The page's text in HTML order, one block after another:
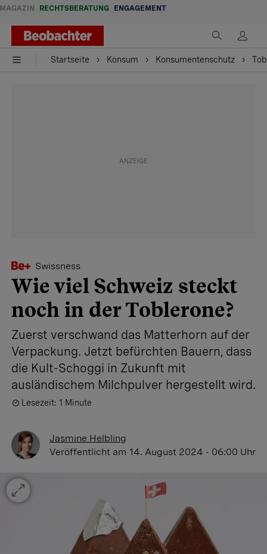
MAGAZIN RECHTSBERATUNG ENGAGEMENT
Startseite Konsum Konsumentenschutz
Swissness
Wie viel Schweiz steckt
noch in der Toblerone?
Zuerst verschwand das Matterhorn auf der
Verpackung. Jetzt befürchten Bauern, dass
die Kult-Schoggi in Zukunft mit
ausländischem Milchpulver hergestellt wird.
Lesezeit: 1 Minute
Jasmine Helbling
Veröffentlicht am 14. August 2024 - 06:00 Uhr